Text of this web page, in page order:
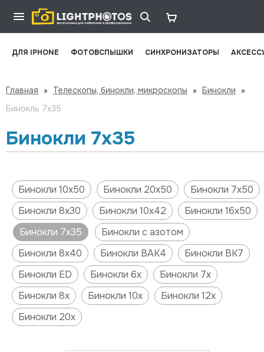
ДЛЯ IPHONE ФОТОВСПЫШКИ СИНХРОНИЗАТОРЫ
Главная » Телескопы, бинокли, микроскопы » Бинокли
»
Бинокль 7х35
Бинокли 7х35
Бинокли 10х50 Бинокли 20х50
Бинокли 7х50
Бинокли 8х30
Бинокли 10х42
Бинокли 16х50
Бинокли 7х35
Бинокли с азотом
Бинокли 8х40
Бинокли BAK4
Бинокли BK7
Бинокли ED
Бинокли 6х
Бинокли 7х
Бинокли 8х
Бинокли 10х
Бинокли 12х
Бинокли 20х